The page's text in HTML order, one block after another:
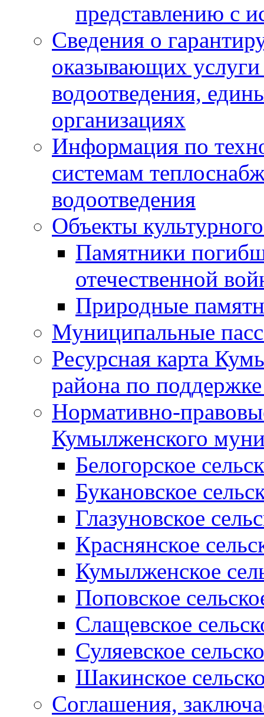
представлению с
Сведения о
оказывающих
водоотведения,
организациях
Информация по
системам
водоотведения
Объекты
Памятники
отечественной
Природные
Муниципальные
Ресурсная карта
района по
Нормативно-
Кумылженского
Белогорское
Букановское
Глазуновское
Краснянское
Кумылженское
Поповское
Слащевское
Суляевское
Шакинское
Соглашения,